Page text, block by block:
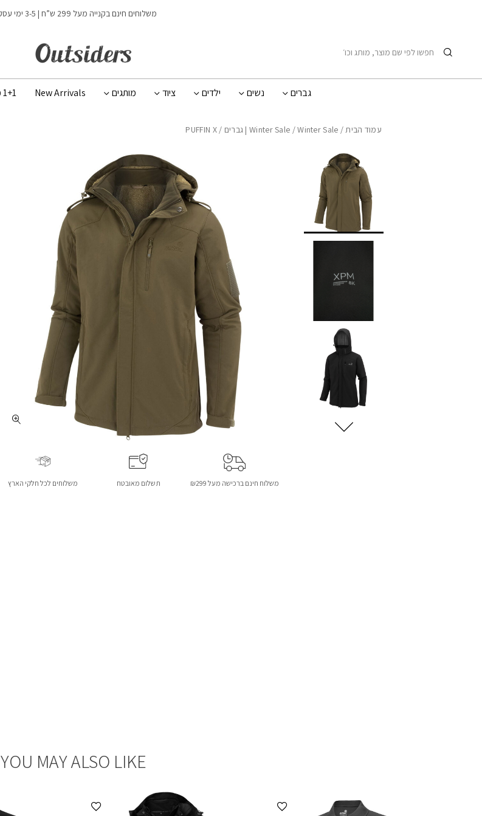
משלוחים חינם בקנייה מעל 299 ש”ח | 3-5 ימי עסקים
חיפוש
גברים נשים ילדים ציוד מותגים New Arrivals 1+1 מתנה
עמוד הבית/
Winter Sale /Winter Sale | גברים / PUFFIN X
משלוח חינם ברכישה מעל ₪299 תשלום מאובטח משלוחים לכל חלקי הארץ
YOU MAY ALSO LIKE
הוספה למועדפים הוספה למועדפים